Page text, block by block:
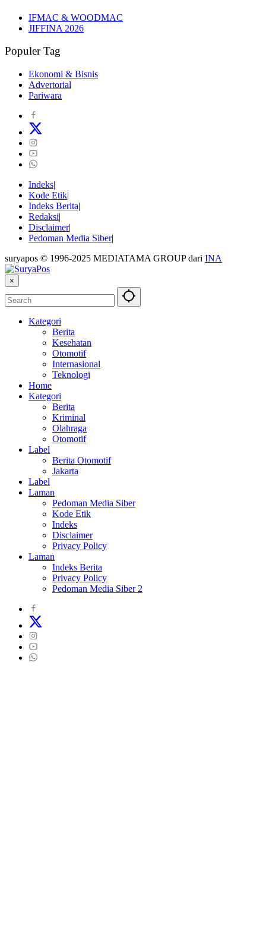
IFMAC & WOODMAC
JIFFINA 2026
Populer Tag
Ekonomi & Bisnis
Advertorial
Pariwara
Indeks
Kode Etik
Indeks Berita
Redaksi
Disclaimer
Pedoman Media Siber
suryapos © 1996-2025 MEDIATAMA GROUP dari INA
×
Kategori
Berita
Kesehatan
Otomotif
Internasional
Teknologi
Home
Kategori
Berita
Kriminal
Olahraga
Otomotif
Label
Berita Otomotif
Jakarta
Label
Laman
Pedoman Media Siber
Kode Etik
Indeks
Disclaimer
Privacy Policy
Laman
Indeks Berita
Privacy Policy
Pedoman Media Siber 2